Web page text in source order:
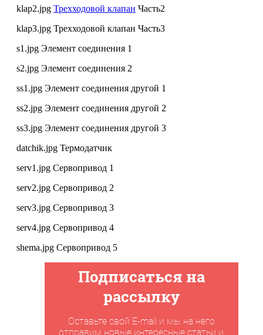
klap2.jpg Трехходовой клапан Часть2
klap3.jpg Трехходовой клапан Часть3
s1.jpg Элемент соединения 1
s2.jpg Элемент соединения 2
ss1.jpg Элемент соединения другой 1
ss2.jpg Элемент соединения другой 2
ss3.jpg Элемент соединения другой 3
datchik.jpg Термодатчик
serv1.jpg Сервопривод 1
serv2.jpg Сервопривод 2
serv3.jpg Сервопривод 3
serv4.jpg Сервопривод 4
shema.jpg Сервопривод 5
Подписаться на
рассылку
Оставьте свой E-mail и мы на него
отправим новые интересные статьи и